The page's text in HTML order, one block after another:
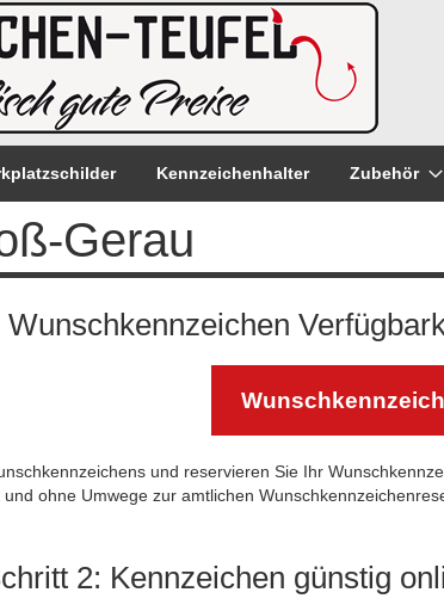
Kennzeichenhalter Zubehör
Gerau
und reservieren Sie Ihr
ohne Umwege zur amtlichen
2: Kennzeichen günstig